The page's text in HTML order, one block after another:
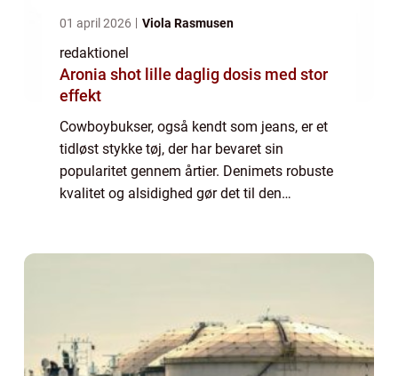
01 april 2026 Viola Rasmusen
redaktionel
Aronia shot lille daglig dosis med stor
effekt
Cowboybukser, også kendt som jeans, er et
tidløst stykke tøj, der har bevaret sin
popularitet gennem årtier. Denimets robuste
kvalitet og alsidighed gør det til den